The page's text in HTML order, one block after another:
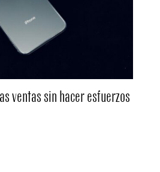
ventas sin hacer esfuerzos